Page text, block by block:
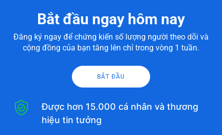
Bắt đầu ngay hôm nay
Đăng ký ngay để chứng kiến số lượng người theo dõi và
cộng đồng của bạn tăng lên chỉ trong vòng 1 tuần.
BẮT ĐẦU
Được hơn 15.000 cá nhân và thương
hiệu tin tưởng